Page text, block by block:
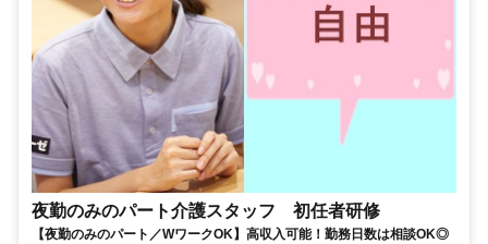
夜勤のみのパート介護スタッフ 初任者研修
【夜勤のみのパート／WワークOK】高収入可能！勤務日数は相談OK◎